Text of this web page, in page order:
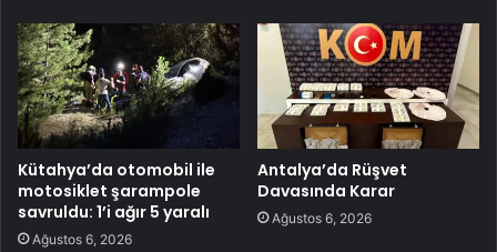
Kütahya’da otomobil ile
motosiklet şarampole
savruldu: 1’i ağır 5 yaralı
Ağustos 6, 2026
Antalya’da Rüşvet
Davasında Karar
Ağustos 6, 2026